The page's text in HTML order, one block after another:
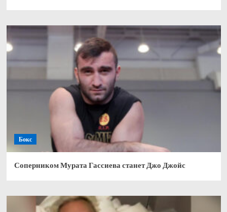
Бокс
Соперником Мурата Гассиева станет Джо Джойс